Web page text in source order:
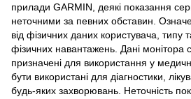
прилади GARMIN, деякі показання
неточними за певних обставин.
від фізичних даних користувача, типу
фізичних навантажень. Дані монітора
призначені для використання у
бути використані для діагностики,
будь-яких захворювань. Неточність